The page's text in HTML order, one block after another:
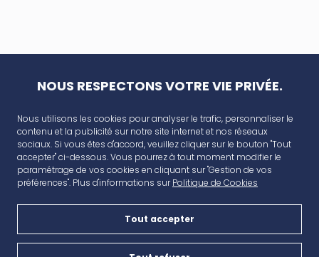
NOUS RESPECTONS VOTRE VIE PRIVÉE.
Nous utilisons les cookies pour analyser le trafic, personnaliser le
contenu et la publicité sur notre site internet et nos réseaux
sociaux. Si vous êtes d'accord, veuillez cliquer sur le bouton "Tout
accepter" ci-dessous. Vous pourrez à tout moment modifier le
paramétrage de vos cookies en cliquant sur "Gestion de vos
préférences". Plus d'informations surPolitique de Cookies
Tout accepter